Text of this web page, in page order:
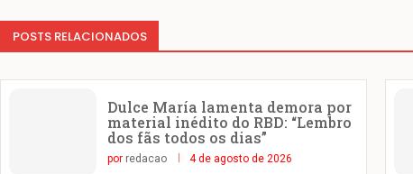
POSTS RELACIONADOS
Dulce María lamenta demora por
material inédito do RBD: “Lembro
dos fãs todos os dias”
por redacao 4 de agosto de 2026